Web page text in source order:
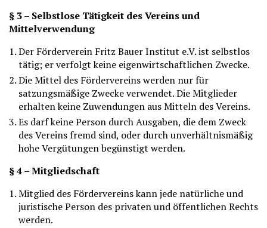
§ 3 – Selbstlose Tätigkeit des Vereins und
Mittelverwendung
Der Förderverein Fritz Bauer Institut e.V. ist selbstlos
tätig; er verfolgt keine eigenwirtschaftlichen Zwecke.
Die Mittel des Fördervereins werden nur für
satzungsmäßige Zwecke verwendet. Die Mitglieder
erhalten keine Zuwendungen aus Mitteln des Vereins.
Es darf keine Person durch Ausgaben, die dem Zweck
des Vereins fremd sind, oder durch unverhältnismäßig
hohe Vergütungen begünstigt werden.
§ 4 – Mitgliedschaft
Mitglied des Fördervereins kann jede natürliche und
juristische Person des privaten und öffentlichen Rechts
werden.